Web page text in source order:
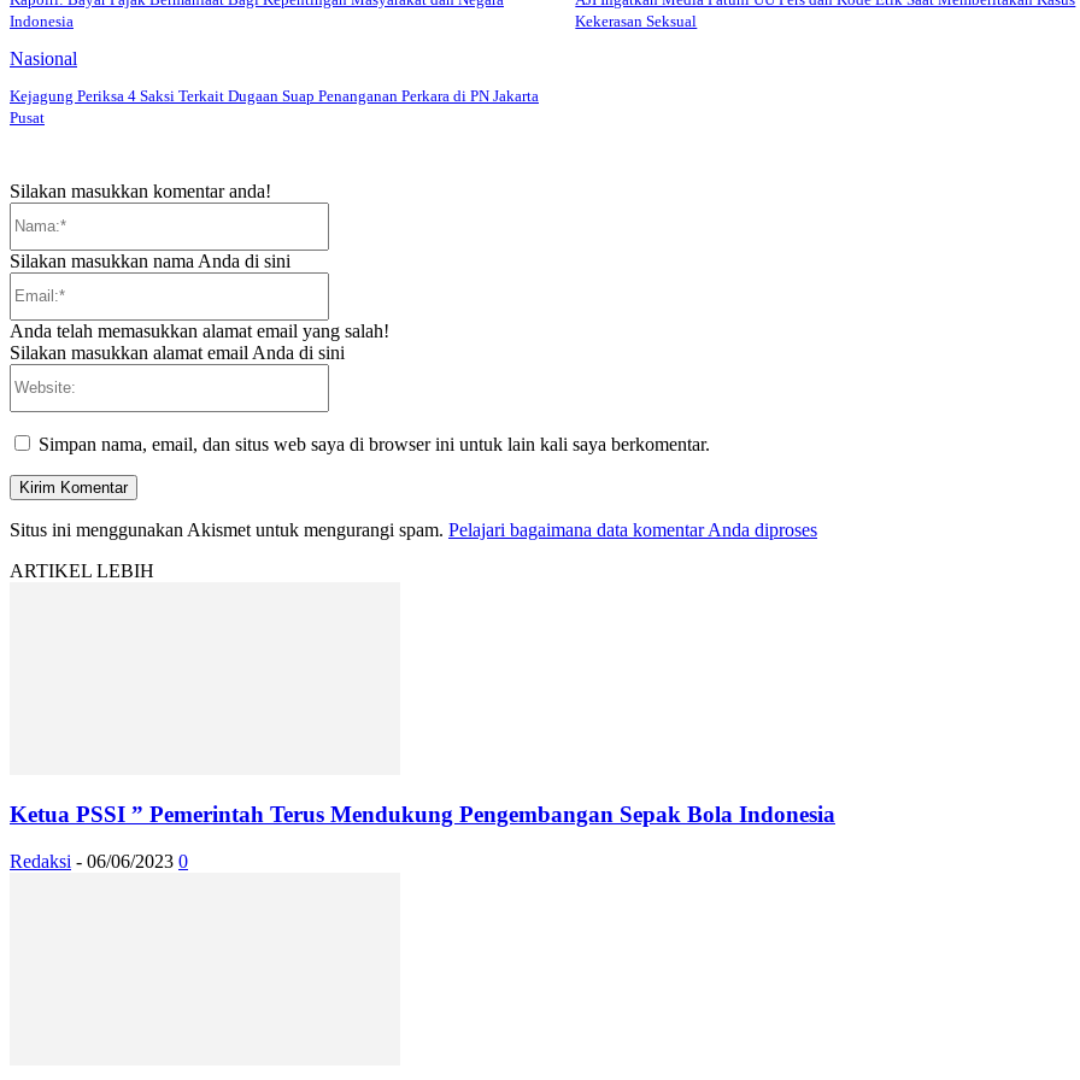
Indonesia
Kekerasan Seksual
Nasional
Kejagung Periksa 4 Saksi Terkait Dugaan Suap Penanganan Perkara di PN Jakarta
Pusat
Silakan masukkan komentar anda!
Silakan masukkan nama Anda di sini
Anda telah memasukkan alamat email yang salah!
Silakan masukkan alamat email Anda di sini
Simpan nama, email, dan situs web saya di browser ini untuk lain kali saya berkomentar.
Situs ini menggunakan Akismet untuk mengurangi spam. Pelajari bagaimana data komentar Anda diproses
ARTIKEL LEBIH
Ketua PSSI ” Pemerintah Terus Mendukung Pengembangan Sepak Bola Indonesia
Redaksi - 06/06/2023 0